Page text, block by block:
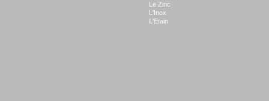
Le Zinc
L'Inox
L'Etain